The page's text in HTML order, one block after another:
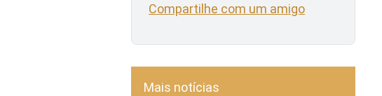
Compartilhe com um amigo
Mais notícias